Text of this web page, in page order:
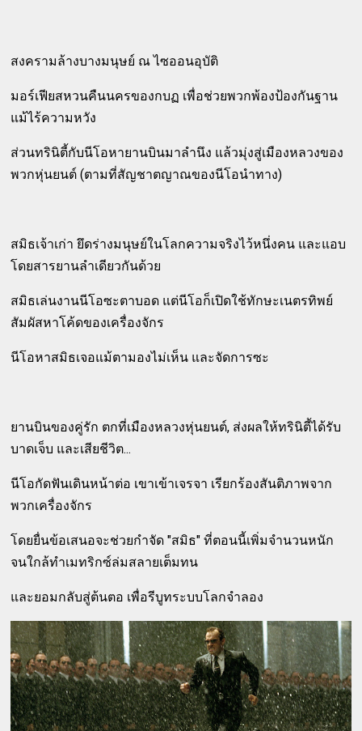
สงครามล้างบางมนุษย์ ณ ไซออนอุบัติ
มอร์เฟียสหวนคืนนครของกบฏ เพื่อช่วยพวกพ้องป้องกันฐาน
แม้ไร้ความหวัง
ส่วนทรินิตี้กับนีโอหายานบินมาลำนึง แล้วมุ่งสู่เมืองหลวงของ
พวกหุ่นยนต์ (ตามที่สัญชาตญาณของนีโอนำทาง)
สมิธเจ้าเก่า ยึดร่างมนุษย์ในโลกความจริงไว้หนึ่งคน และแอบ
โดยสารยานลำเดียวกันด้วย
สมิธเล่นงานนีโอซะตาบอด แต่นีโอก็เปิดใช้ทักษะเนตรทิพย์
สัมผัสหาโค้ดของเครื่องจักร
นีโอหาสมิธเจอแม้ตามองไม่เห็น และจัดการซะ
ยานบินของคู่รัก ตกที่เมืองหลวงหุ่นยนต์, ส่งผลให้ทรินิตี้ได้รับ
บาดเจ็บ และเสียชีวิต...
นีโอกัดฟันเดินหน้าต่อ เขาเข้าเจรจา เรียกร้องสันติภาพจาก
พวกเครื่องจักร
โดยยื่นข้อเสนอจะช่วยกำจัด "สมิธ" ที่ตอนนี้เพิ่มจำนวนหนัก
จนใกล้ทำเมทริกซ์ล่มสลายเต็มทน
และยอมกลับสู่ต้นตอ เพื่อรีบูทระบบโลกจำลอง